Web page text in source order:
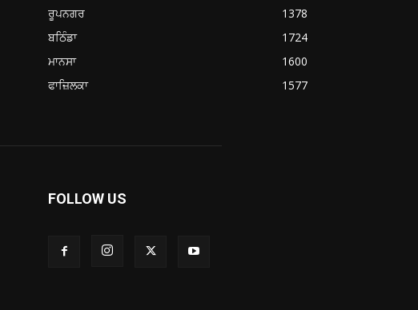
ਰੂਪਨਗਰ
1378
ਬਠਿੰਡਾ
1724
ਮਾਨਸਾ
1600
ਫਾਜ਼ਿਲਕਾ
1577
FOLLOW US